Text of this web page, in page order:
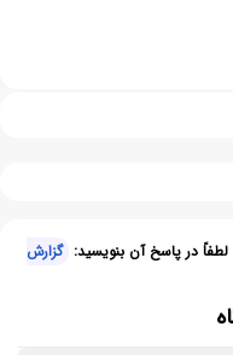
لطفاً در پاسخ آن بنویسید: گزارش